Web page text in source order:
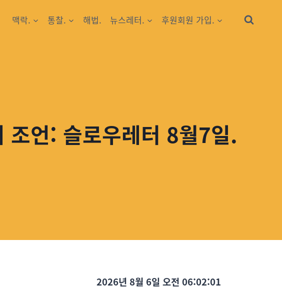
맥락. 통찰. 해법. 뉴스레터. 후원회원 가입.
조언: 슬로우레터 8월7일.
2026년 8월 6일 오전 06:02:02